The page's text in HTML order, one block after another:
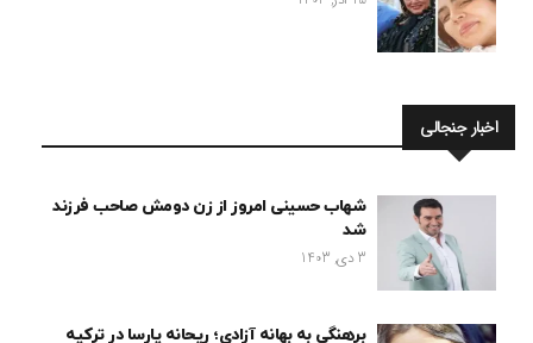
اخبار جنجالی
شهاب حسینی امروز از زن دومش صاحب فرزند
شد
3 دی, 1403
برهنگی به بهانه آزادی؛ ریحانه پارسا در ترکیه